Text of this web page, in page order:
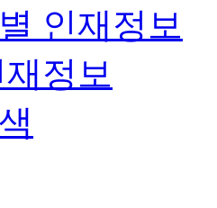
인재정보
정보